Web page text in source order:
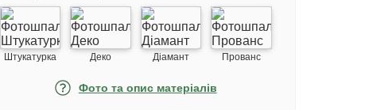
Штукатурка Деко Діамант Прованс
Фото та опис матеріалів